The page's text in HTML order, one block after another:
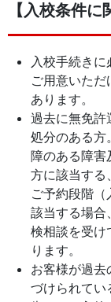
【入校条件に
入校手続きに
ご用意いた
あります。
過去に無免許
処分のある方
障のある障害
方に該当する
ご予約段階
該当する場合
検相談を受け
ります。
お客様が過去
づけられてい